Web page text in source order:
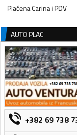
Plaćena Carina i PDV
AUTO PLAC
+382 69 738